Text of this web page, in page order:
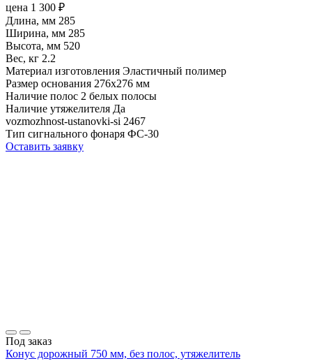
цена 1 300 ₽
Длина, мм 285
Ширина, мм 285
Высота, мм 520
Вес, кг 2.2
Материал изготовления Эластичный полимер
Размер основания 276х276 мм
Наличие полос 2 белых полосы
Наличие утяжелителя Да
vozmozhnost-ustanovki-si 2467
Тип сигнального фонаря ФС-30
Оставить заявку
Под заказ
Конус дорожный 750 мм, без полос, утяжелитель